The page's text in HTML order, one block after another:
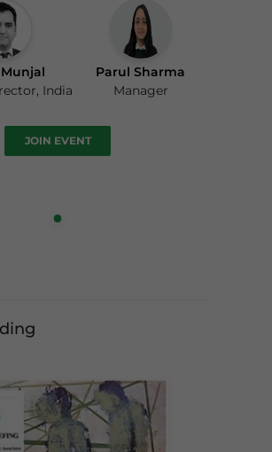
India
Parul Sharma
Manager
JOIN EVENT